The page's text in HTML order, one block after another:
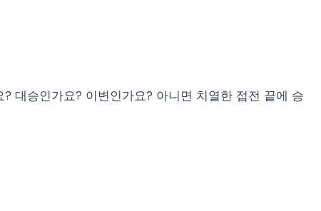
대승인가요? 이변인가요? 아니면 치열한 접전 끝에 승